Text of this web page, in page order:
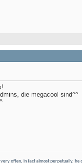
die megacool sind^^
often, in fact almost perpetually,